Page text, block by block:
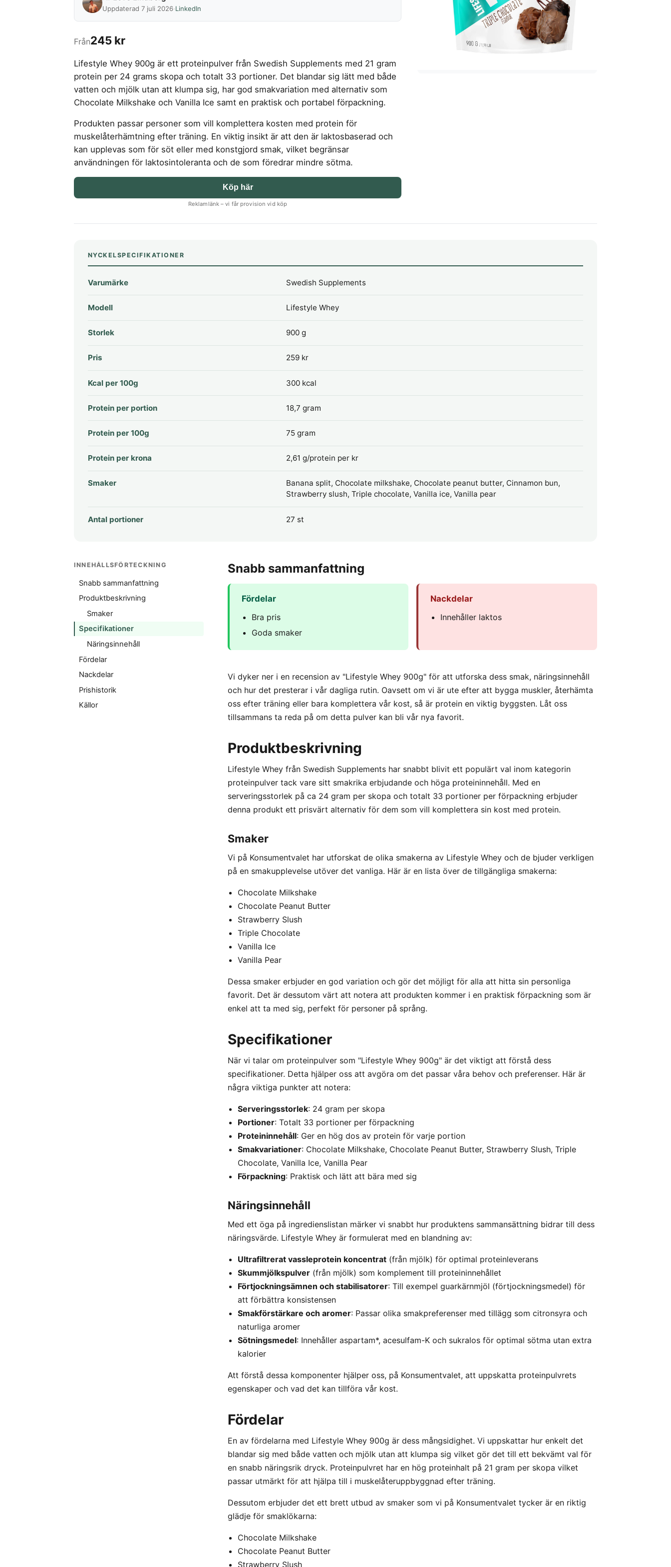
Uppdaterad 7 juli 2026·LinkedIn
Från245 kr
Lifestyle Whey 900g är ett proteinpulver från Swedish Supplements med 21 gram
protein per 24 grams skopa och totalt 33 portioner. Det blandar sig lätt med både
vatten och mjölk utan att klumpa sig, har god smakvariation med alternativ som
Chocolate Milkshake och Vanilla Ice samt en praktisk och portabel förpackning.
Produkten passar personer som vill komplettera kosten med protein för
muskelåterhämtning efter träning. En viktig insikt är att den är laktosbaserad och
kan upplevas som för söt eller med konstgjord smak, vilket begränsar
användningen för laktosintoleranta och de som föredrar mindre sötma.
Köp här
Reklamlänk – vi får provision vid köp
NYCKELSPECIFIKATIONER
Varumärke Swedish Supplements
Modell Lifestyle Whey
Storlek 900 g
Pris 259 kr
Kcal per 100g 300 kcal
Protein per portion 18,7 gram
Protein per 100g 75 gram
Protein per krona 2,61 g/protein per kr
Smaker
Banana split, Chocolate milkshake, Chocolate peanut butter, Cinnamon bun,
Strawberry slush, Triple chocolate, Vanilla ice, Vanilla pear
Antal portioner 27 st
INNEHÅLLSFÖRTECKNING
Snabb sammanfattning
Produktbeskrivning
Smaker
Specifikationer
Näringsinnehåll
Fördelar
Nackdelar
Prishistorik
Källor
Snabb sammanfattning
Fördelar
Bra pris
Goda smaker
Nackdelar
Innehåller laktos
Vi dyker ner i en recension av "Lifestyle Whey 900g" för att utforska dess smak, näringsinnehåll
och hur det presterar i vår dagliga rutin. Oavsett om vi är ute efter att bygga muskler, återhämta
oss efter träning eller bara komplettera vår kost, så är protein en viktig byggsten. Låt oss
tillsammans ta reda på om detta pulver kan bli vår nya favorit.
Produktbeskrivning
Lifestyle Whey från Swedish Supplements har snabbt blivit ett populärt val inom kategorin
proteinpulver tack vare sitt smakrika erbjudande och höga proteininnehåll. Med en
serveringsstorlek på ca 24 gram per skopa och totalt 33 portioner per förpackning erbjuder
denna produkt ett prisvärt alternativ för dem som vill komplettera sin kost med protein.
Smaker
Vi på Konsumentvalet har utforskat de olika smakerna av Lifestyle Whey och de bjuder verkligen
på en smakupplevelse utöver det vanliga. Här är en lista över de tillgängliga smakerna:
Chocolate Milkshake
Chocolate Peanut Butter
Strawberry Slush
Triple Chocolate
Vanilla Ice
Vanilla Pear
Dessa smaker erbjuder en god variation och gör det möjligt för alla att hitta sin personliga
favorit. Det är dessutom värt att notera att produkten kommer i en praktisk förpackning som är
enkel att ta med sig, perfekt för personer på språng.
Specifikationer
När vi talar om proteinpulver som "Lifestyle Whey 900g" är det viktigt att förstå dess
specifikationer. Detta hjälper oss att avgöra om det passar våra behov och preferenser. Här är
några viktiga punkter att notera:
Serveringsstorlek: 24 gram per skopa
Portioner: Totalt 33 portioner per förpackning
Proteininnehåll: Ger en hög dos av protein för varje portion
Smakvariationer: Chocolate Milkshake, Chocolate Peanut Butter, Strawberry Slush, Triple
Chocolate, Vanilla Ice, Vanilla Pear
Förpackning: Praktisk och lätt att bära med sig
Näringsinnehåll
Med ett öga på ingredienslistan märker vi snabbt hur produktens sammansättning bidrar till dess
näringsvärde. Lifestyle Whey är formulerat med en blandning av:
Ultrafiltrerat vassleprotein koncentrat (från mjölk) för optimal proteinleverans
Skummjölkspulver (från mjölk) som komplement till proteininnehållet
Förtjockningsämnen och stabilisatorer: Till exempel guarkärnmjöl (förtjockningsmedel) för
att förbättra konsistensen
Smakförstärkare och aromer: Passar olika smakpreferenser med tillägg som citronsyra och
naturliga aromer
Sötningsmedel: Innehåller aspartam*, acesulfam-K och sukralos för optimal sötma utan extra
kalorier
Att förstå dessa komponenter hjälper oss, på Konsumentvalet, att uppskatta proteinpulvrets
egenskaper och vad det kan tillföra vår kost.
Fördelar
En av fördelarna med Lifestyle Whey 900g är dess mångsidighet. Vi uppskattar hur enkelt det
blandar sig med både vatten och mjölk utan att klumpa sig vilket gör det till ett bekvämt val för
en snabb näringsrik dryck. Proteinpulvret har en hög proteinhalt på 21 gram per skopa vilket
passar utmärkt för att hjälpa till i muskelåteruppbyggnad efter träning.
Dessutom erbjuder det ett brett utbud av smaker som vi på Konsumentvalet tycker är en riktig
glädje för smaklökarna:
Chocolate Milkshake
Chocolate Peanut Butter
Strawberry Slush